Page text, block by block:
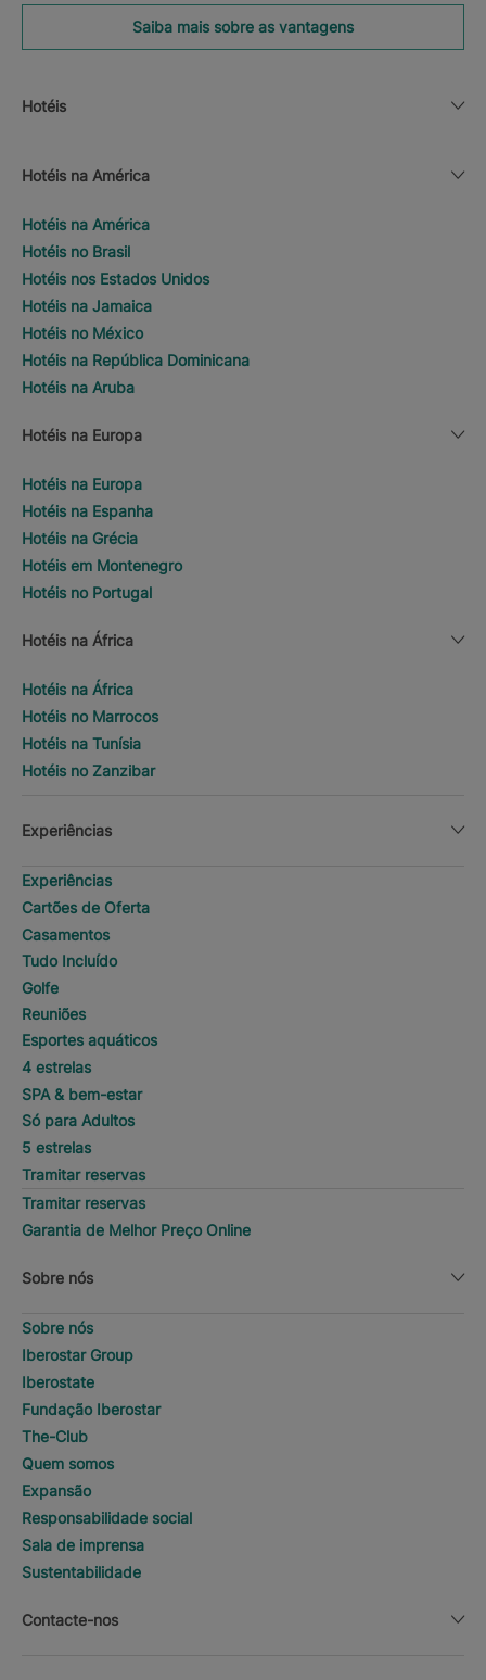
Saiba mais sobre as vantagens
Hotéis
Hotéis na América
Hotéis na América
Hotéis no Brasil
Hotéis nos Estados Unidos
Hotéis na Jamaica
Hotéis no México
Hotéis na República Dominicana
Hotéis na Aruba
Hotéis na Europa
Hotéis na Europa
Hotéis na Espanha
Hotéis na Grécia
Hotéis em Montenegro
Hotéis no Portugal
Hotéis na África
Hotéis na África
Hotéis no Marrocos
Hotéis na Tunísia
Hotéis no Zanzibar
Experiências
Experiências
Cartões de Oferta
Casamentos
Tudo Incluído
Golfe
Reuniões
Esportes aquáticos
4 estrelas
SPA & bem-estar
Só para Adultos
5 estrelas
Tramitar reservas
Tramitar reservas
Garantia de Melhor Preço Online
Sobre nós
Sobre nós
Iberostar Group
Iberostate
Fundação Iberostar
The-Club
Quem somos
Expansão
Responsabilidade social
Sala de imprensa
Sustentabilidade
Contacte-nos